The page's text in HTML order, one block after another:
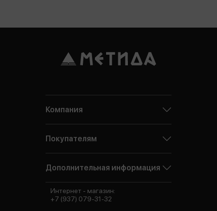
Компания
Покупателям
Дополнительная информация
Интернет - магазин:
+7 (937) 079-31-32